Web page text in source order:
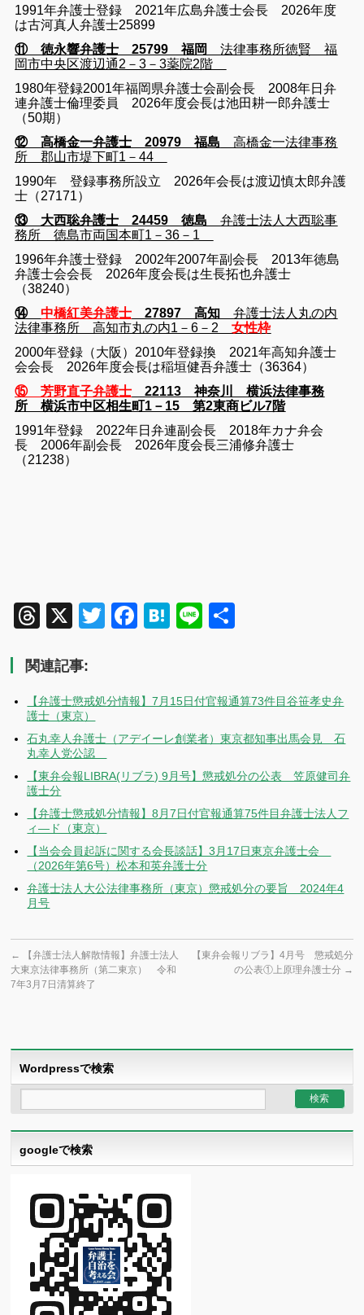
1991年弁護士登録 2021年広島弁護士会長 2026年度
は古河真人弁護士25899
⑪ 徳永響弁護士 25799 福岡法律事務所徳賢 福
岡市中央区渡辺通2－3－3薬院2階
1980年登録2001年福岡県弁護士会副会長 2008年日弁
連弁護士倫理委員 2026年度会長は池田耕一郎弁護士
（50期）
⑫ 高橋金一弁護士 20979 福島 高橋金一法律事務
所 郡山市堤下町1－44
1990年 登録事務所設立 2026年会長は渡辺慎太郎弁護
士（27171）
⑬ 大西聡弁護士 24459 徳島弁護士法人大西聡事
務所 徳島市両国本町1－36－1
1996年弁護士登録 2002年2007年副会長 2013年徳島
弁護士会会長 2026年度会長は生長拓也弁護士
（38240）
⑭中橋紅美弁護士 27897 高知弁護士法人丸の内
法律事務所 高知市丸の内1－6－2女性枠
2000年登録（大阪）2010年登録換 2021年高知弁護士
会会長 2026年度会長は稲垣健吾弁護士（36364）
⑮ 芳野直子弁護士 22113 神奈川 横浜法律事務
所 横浜市中区相生町1－15 第2東商ビル7階
1991年登録 2022年日弁連副会長 2018年カナ弁会
長 2006年副会長 2026年度会長三浦修弁護士
（21238）
Threads
X TwitterFacebook
Hatena
Line
関連記事:
【弁護士懲戒処分情報】7月15日付官報通算73件目谷笹孝史弁
護士（東京）
石丸幸人弁護士（アデイーレ創業者）東京都知事出馬会見 石
丸幸人党公認
【東弁会報LIBRA(リブラ) 9月号】懲戒処分の公表 笠原健司弁
護士分
【弁護士懲戒処分情報】8月7日付官報通算75件目弁護士法人フ
ィ―ド（東京）
【当会会員起訴に関する会長談話】3月17日東京弁護士会
（2026年第6号）松本和英弁護士分
弁護士法人大公法律事務所（東京）懲戒処分の要旨 2024年4
月号
←
【弁護士法人解散情報】弁護士法人
大東京法律事務所（第二東京） 令和
7年3月7日清算終了
【東弁会報リブラ】4月号 懲戒処分
の公表①上原理弁護士分 →
Wordpressで検索
googleで検索